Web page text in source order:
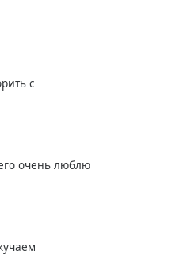
с
очень люблю